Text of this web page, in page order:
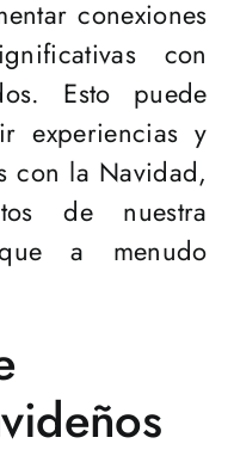
conexiones
con
Esto puede
experiencias y
con la Navidad,
de nuestra
a menudo